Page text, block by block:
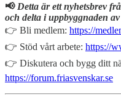
📢 Detta är ett nyhetsbrev
och delta i uppbyggnaden
👉 Bli medlem: https://
👉 Stöd vårt arbete: https://
👉 Diskutera och bygg ditt
https://forum.friasvenskar.se